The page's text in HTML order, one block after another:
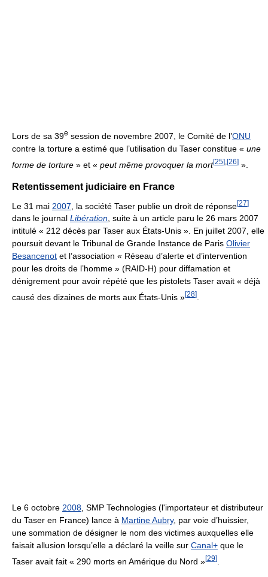
Lors de sa 39e session de novembre 2007, le Comité de l’ONU
contre la torture a estimé que l’utilisation du Taser constitue « une
forme de torture » et « peut même provoquer la mort[25] [26] ».
Retentissement judiciaire en France
Le 31 mai 2007 , la société Taser publie un droit de réponse[27]
dans le journal Libération, suite à un article paru le 26 mars 2007
intitulé « 212 décès par Taser aux États-Unis ». En juillet 2007, elle
poursuit devant le Tribunal de Grande Instance de Paris Olivier
Besancenot et l’association « Réseau d’alerte et d’intervention
pour les droits de l’homme » (RAID-H) pour diffamation et
dénigrement pour avoir répété que les pistolets Taser avait « déjà
causé des dizaines de morts aux États-Unis »[28]
Le 6 octobre 2008 , SMP Technologies (l'importateur et distributeur
du Taser en France) lance à Martine Aubry, par voie d’huissier,
une sommation de désigner le nom des victimes auxquelles elle
faisait allusion lorsqu’elle a déclaré la veille sur Canal+ que le
Taser avait fait « 290 morts en Amérique du Nord »[29]